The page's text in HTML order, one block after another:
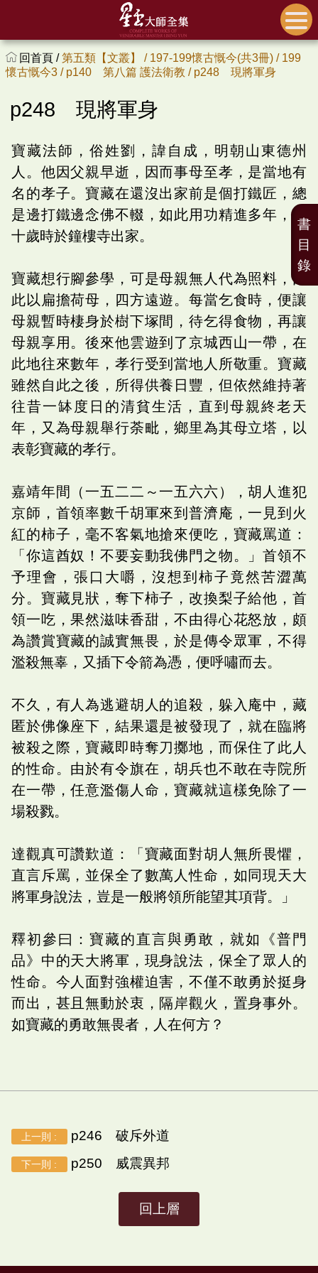
回首頁 /第五類【文叢】 / 197-199懷古慨今(共3冊) / 199
懷古慨今3 / p140 第八篇 護法衛教 / p248 現將軍身
p248 現將軍身
寶藏法師，俗姓劉，諱自成，明朝山東德州
人。他因父親早逝，因而事母至孝，是當地有
名的孝子。寶藏在還沒出家前是個打鐵匠，總
是邊打鐵邊念佛不輟，如此用功精進多年，三
十歲時於鐘樓寺出家。
寶藏想行腳參學，可是母親無人代為照料，因
此以扁擔荷母，四方遠遊。每當乞食時，便讓
母親暫時棲身於樹下塚間，待乞得食物，再讓
母親享用。後來他雲遊到了京城西山一帶，在
此地往來數年，孝行受到當地人所敬重。寶藏
雖然自此之後，所得供養日豐，但依然維持著
往昔一缽度日的清貧生活，直到母親終老天
年，又為母親舉行荼毗，鄉里為其母立塔，以
表彰寶藏的孝行。
嘉靖年間（一五二二～一五六六），胡人進犯
京師，首領率數千胡軍來到普濟庵，一見到火
紅的柿子，毫不客氣地搶來便吃，寶藏罵道：
「你這酋奴！不要妄動我佛門之物。」首領不
予理會，張口大嚼，沒想到柿子竟然苦澀萬
分。寶藏見狀，奪下柿子，改換梨子給他，首
領一吃，果然滋味香甜，不由得心花怒放，頗
為讚賞寶藏的誠實無畏，於是傳令眾軍，不得
濫殺無辜，又插下令箭為憑，便呼嘯而去。
不久，有人為逃避胡人的追殺，躲入庵中，藏
匿於佛像座下，結果還是被發現了，就在臨將
被殺之際，寶藏即時奪刀擲地，而保住了此人
的性命。由於有令旗在，胡兵也不敢在寺院所
在一帶，任意濫傷人命，寶藏就這樣免除了一
場殺戮。
達觀真可讚歎道：「寶藏面對胡人無所畏懼，
直言斥罵，並保全了數萬人性命，如同現天大
將軍身說法，豈是一般將領所能望其項背。」
釋初參曰：寶藏的直言與勇敢，就如《普門
品》中的天大將軍，現身說法，保全了眾人的
性命。今人面對強權迫害，不僅不敢勇於挺身
而出，甚且無動於衷，隔岸觀火，置身事外。
如寶藏的勇敢無畏者，人在何方？
上一則 : p246 破斥外道
下一則 : p250 威震異邦
回上層
書
目
錄